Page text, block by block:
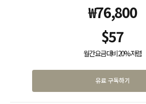
₩76,800
$57
월간 요금 대비 20% 저렴
유료 구독하기